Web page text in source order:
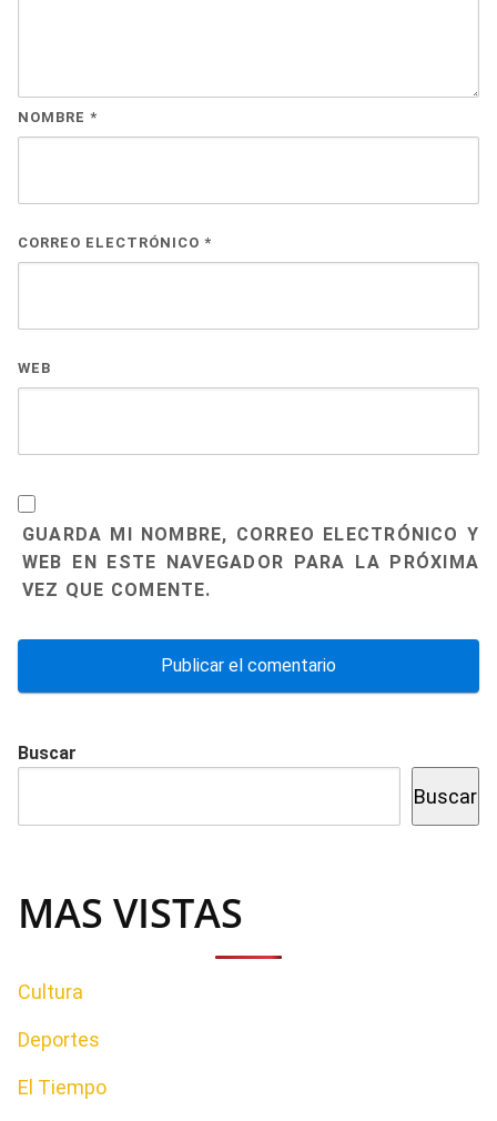
NOMBRE *
CORREO ELECTRÓNICO *
WEB
GUARDA MI NOMBRE, CORREO ELECTRÓNICO Y
WEB EN ESTE NAVEGADOR PARA LA PRÓXIMA
VEZ QUE COMENTE.
Buscar
Buscar
MAS VISTAS
Cultura
Deportes
El Tiempo